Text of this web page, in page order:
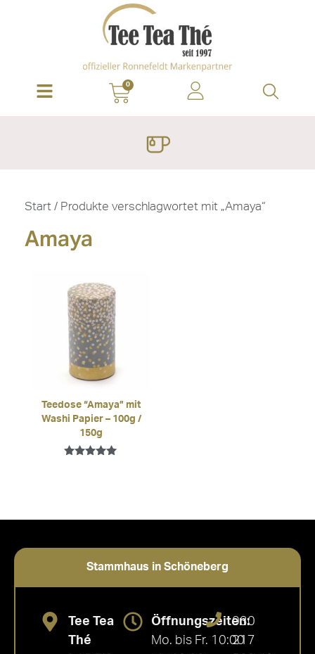
0
Start / Produkte verschlagwortet mit „Amaya“
Amaya
Teedose “Amaya” mit
Washi Papier – 100g /
150g
Stammhaus in Schöneberg
Tee Tea
Thé
Öffnungszeiten:
Mo. bis Fr. 10:00
030
217